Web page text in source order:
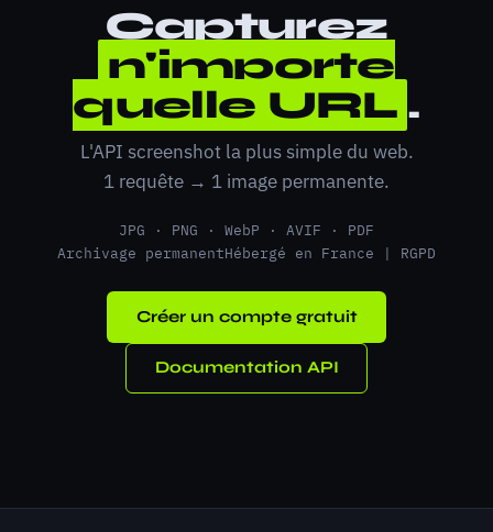
Capturez
n'importe
quelle URL .
L'API screenshot la plus simple du web.
1 requête → 1 image permanente.
JPG · PNG · WebP · AVIF · PDF
Archivage permanentHébergé en France | RGPD
Créer un compte gratuit
Documentation API